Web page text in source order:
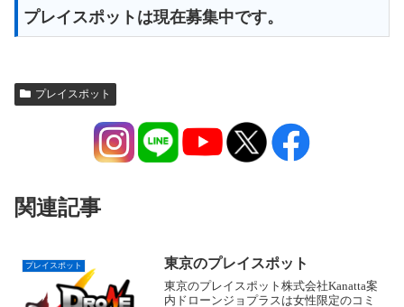
プレイスポットは現在募集中です。
プレイスポット
関連記事
プレイスポット 東京のプレイスポット
東京のプレイスポット株式会社Kanatta案
内ドローンジョプラスは女性限定のコミ